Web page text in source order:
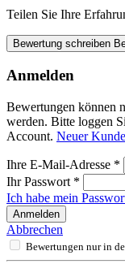
Teilen Sie Ihre
Bewertung schreiben
Anmelden
Bewertungen können
werden. Bitte loggen
Account. Neuer
Ihre E-Mail-Adresse *
Ihr Passwort *
Ich habe mein
Anmelden
Abbrechen
Bewertungen nur in